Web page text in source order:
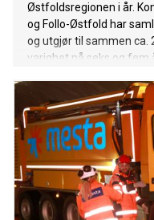
Østfoldsregionen i år.
og Follo-Østfold har
og utgjør til sammen ca.
varighet på seks og fem